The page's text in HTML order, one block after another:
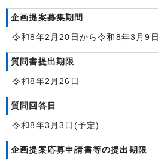
企画提案募集期間
令和8年2月20日から令和8年3月9日
質問書提出期限
令和8年2月26日
質問回答日
令和8年3月3日(予定)
企画提案応募申請書等の提出期限